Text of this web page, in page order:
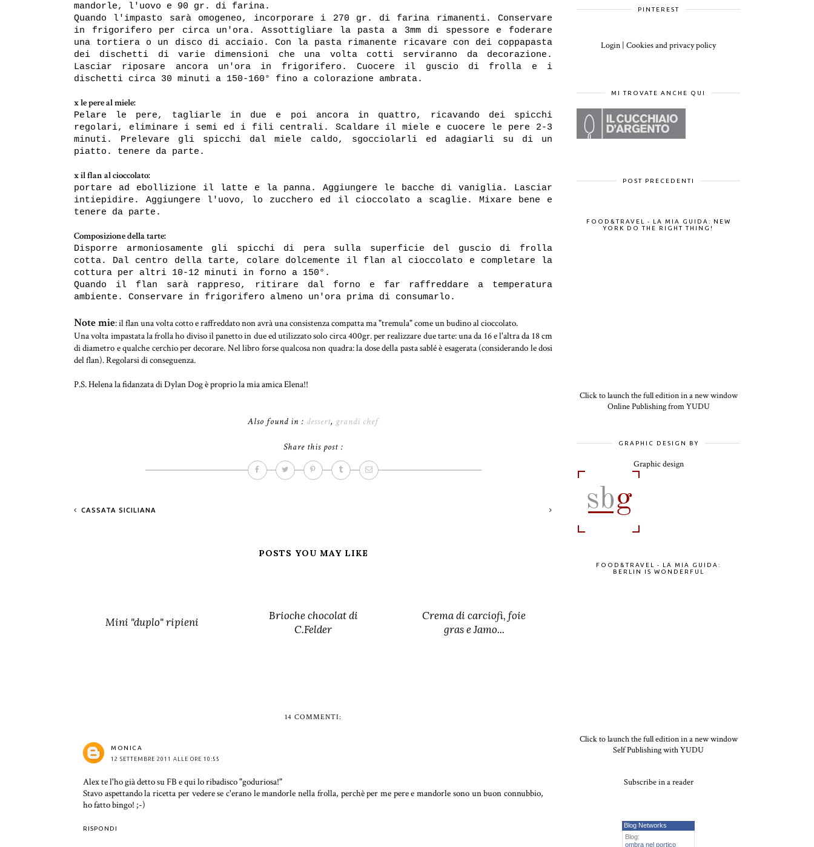
mandorle, l'uovo e 90 gr. di farina.
Quando l'impasto sarà omogeneo, incorporare i 270 gr. di farina rimanenti. Conservare
in frigorifero per circa un'ora. Assottigliare la pasta a 3mm di spessore e foderare
una tortiera o un disco di acciaio. Con la pasta rimanente ricavare con dei coppapasta
dei dischetti di varie dimensioni che una volta cotti serviranno da decorazione.
Lasciar riposare ancora un'ora in frigorifero. Cuocere il guscio di frolla e i
dischetti circa 30 minuti a 150-160° fino a colorazione ambrata.
x le pere al miele:
Pelare le pere, tagliarle in due e poi ancora in quattro, ricavando dei spicchi
regolari, eliminare i semi ed i fili centrali. Scaldare il miele e cuocere le pere 2-3
minuti. Prelevare gli spicchi dal miele caldo, sgocciolarli ed adagiarli su di un
piatto. tenere da parte.
x il flan al cioccolato:
portare ad ebollizione il latte e la panna. Aggiungere le bacche di vaniglia. Lasciar
intiepidire. Aggiungere l'uovo, lo zucchero ed il cioccolato a scaglie. Mixare bene e
tenere da parte.
Composizione della tarte:
Disporre armoniosamente gli spicchi di pera sulla superficie del guscio di frolla
cotta. Dal centro della tarte, colare dolcemente il flan al cioccolato e completare la
cottura per altri 10-12 minuti in forno a 150°.
Quando il flan sarà rappreso, ritirare dal forno e far raffreddare a temperatura
ambiente. Conservare in frigorifero almeno un'ora prima di consumarlo.
Note mie: il flan una volta cotto e raffreddato non avrà una consistenza compatta ma "tremula" come un budino al cioccolato.
Una volta impastata la frolla ho diviso il panetto in due ed utilizzato solo circa 400gr. per realizzare due tarte: una da 16 e l'altra da 18 cm
di diametro e qualche cerchio per decorare. Nel libro forse qualcosa non quadra: la dose della pasta sablé è esagerata (considerando le dosi
del flan). Regolarsi di conseguenza.
P.S. Helena la fidanzata di Dylan Dog è proprio la mia amica Elena!!
Also found in : dessert, grandi chef
Share this post :
CASSATA SICILIANA
POSTS YOU MAY LIKE
Mini "duplo" ripieni
Brioche chocolat di
C.Felder
Crema di carciofi, foie
gras e Jamo...
14 COMMENTI:
MONICA
12 SETTEMBRE 2011 ALLE ORE 10:55
Alex te l'ho già detto su FB e qui lo ribadisco "goduriosa!"
Stavo aspettando la ricetta per vedere se c'erano le mandorle nella frolla, perchè per me pere e mandorle sono un buon connubbio,
ho fatto bingo! ;-)
RISPONDI
PINTEREST
Login | Cookies and privacy policy
MI TROVATE ANCHE QUI
POST PRECEDENTI
FOOD&TRAVEL - LA MIA GUIDA: NEW
YORK DO THE RIGHT THING!
Click to launch the full edition in a new window
Online Publishing from YUDU
GRAPHIC DESIGN BY
Graphic design
FOOD&TRAVEL - LA MIA GUIDA:
BERLIN IS WONDERFUL
Click to launch the full edition in a new window
Self Publishing with YUDU
Subscribe in a reader
Blog Networks
Blog:
ombra nel portico